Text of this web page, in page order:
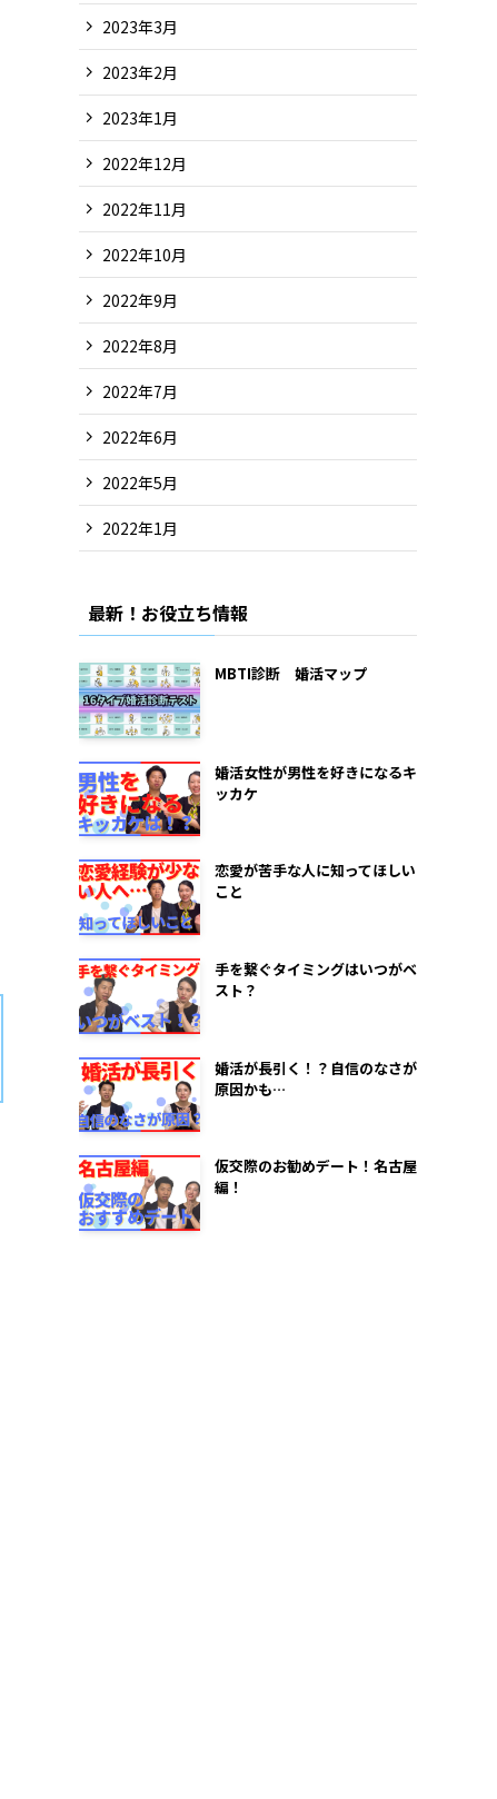
2023年3月
2023年2月
2023年1月
2022年12月
2022年11月
2022年10月
2022年9月
2022年8月
2022年7月
2022年6月
2022年5月
2022年1月
最新！お役立ち情報
MBTI診断 婚活マップ
婚活女性が男性を好きになるキ
ッカケ
恋愛が苦手な人に知ってほしい
こと
手を繋ぐタイミングはいつがベ
スト？
婚活が長引く！？自信のなさが
原因かも…
仮交際のお勧めデート！名古屋
編！